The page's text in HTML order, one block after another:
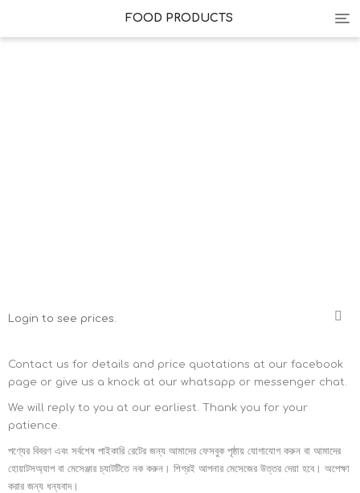
FOOD PRODUCTS
Login to see prices.
Contact us for details and price quotations at our facebook
page or give us a knock at our whatsapp or messenger chat.
We will reply to you at our earliest. Thank you for your
patience.
পণ্যের বিবরণ এবং সর্বশেষ পাইকারি রেটের জন্য আমাদের ফেসবুক পৃষ্ঠায় যোগাযোগ করুন বা আমাদের
হোয়াটসঅ্যাপ বা মেসেঞ্জার চ্যাটটিতে নক করুন। শিগ্রই আপনার মেসেজের উত্তর দেয়া হবে। অপেক্ষা
করার জন্য ধন্যবাদ।